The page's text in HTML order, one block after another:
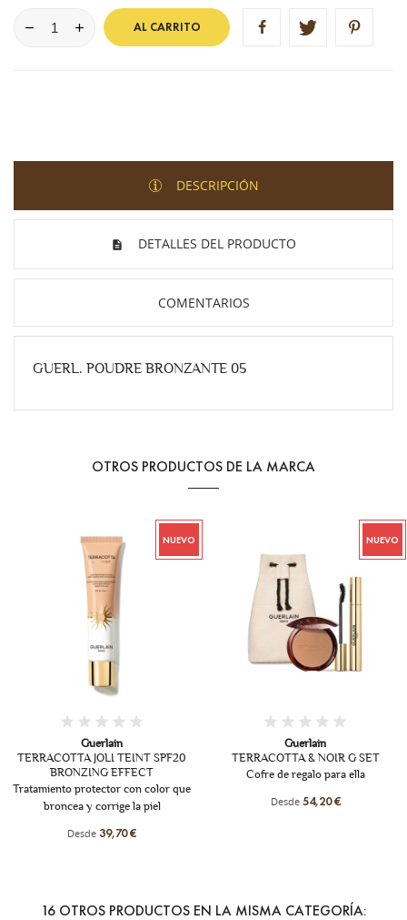
AL CARRITO
DESCRIPCIÓN
DETALLES DEL PRODUCTO
COMENTARIOS
GUERL. POUDRE BRONZANTE 05
OTROS PRODUCTOS DE LA MARCA
NUEVO
Guerlain
TERRACOTTA JOLI TEINT SPF20
BRONZING EFFECT
Tratamiento protector con color que
broncea y corrige la piel
Desde 39,70 €
NUEVO
Guerlain
TERRACOTTA & NOIR G SET
Cofre de regalo para ella
Desde 54,20 €
16 OTROS PRODUCTOS EN LA MISMA CATEGORÍA: